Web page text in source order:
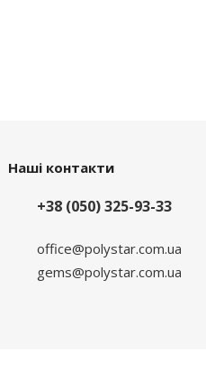
Наші контакти
+38 (050) 325-93-33
office@polystar.com.ua
gems@polystar.com.ua